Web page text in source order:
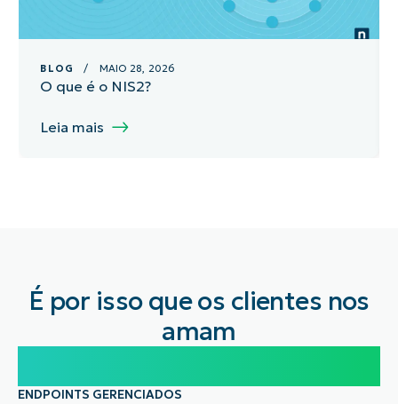
BLOG / MAIO 28, 2026
O que é o NIS2?
Leia mais
É por isso que os clientes nos
amam
ENDPOINTS GERENCIADOS
email*
number*
País